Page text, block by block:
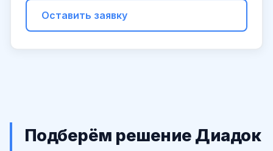
Оставить заявку
Подберём решение Диадок